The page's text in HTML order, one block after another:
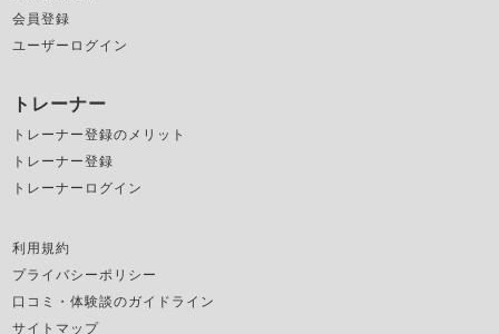
会員登録
ユーザーログイン
トレーナー
トレーナー登録のメリット
トレーナー登録
トレーナーログイン
利用規約
プライバシーポリシー
口コミ・体験談のガイドライン
サイトマップ